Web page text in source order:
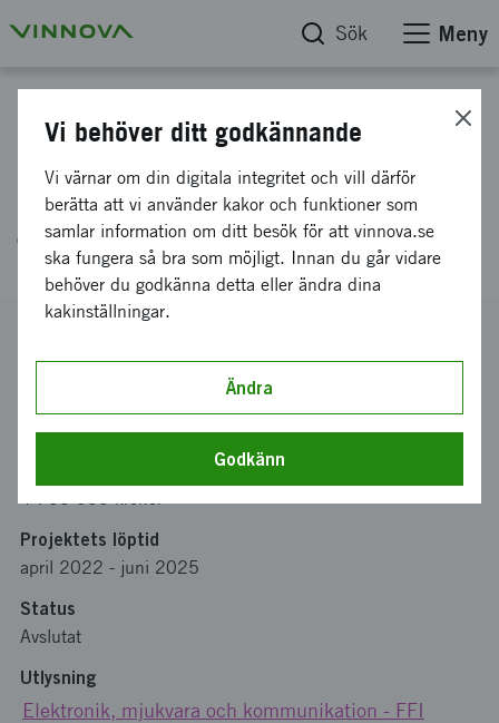
Sök Meny
SAFRAN - Samverkan för
Framtidens Standardiserade
Testdomän
2021-05042
AstaZero AB
4 700 000 kronor
Projektets löptid
april 2022 - juni 2025
Status
Avslutat
Utlysning
Elektronik, mjukvara och kommunikation - FFI
Vi behöver ditt godkännande
Vi värnar om din digitala integritet och vill därför
berätta att vi använder kakor och funktioner som
samlar information om ditt besök för att vinnova.se
ska fungera så bra som möjligt. Innan du går vidare
behöver du godkänna detta eller ändra dina
kakinställningar.
Ändra
Godkänn